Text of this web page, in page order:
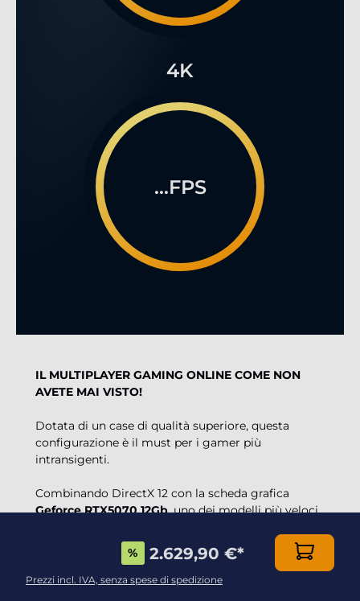
4K
...FPS
IL MULTIPLAYER GAMING ONLINE COME NON
AVETE MAI VISTO!
Dotata di un case di qualità superiore, questa
configurazione è il must per i gamer più
intransigenti.
Combinando DirectX 12 con la scheda grafica
Geforce RTX5070 12Gb, uno dei modelli più veloci
3D del processore Intel i7-14700KF 20x 3.4Ghz
, potrete giocare a qualsiasi gioco
online senza restrizioni grafiche o problemi di
% 2.629,90 €*
Prezzi incl. IVA, senza spese di spedizione